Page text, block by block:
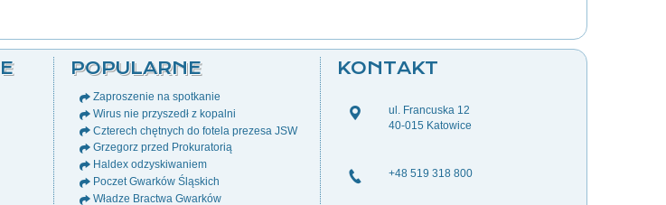
POPULARNE
Zaproszenie na spotkanie
Wirus nie przyszedł z kopalni
Czterech chętnych do fotela prezesa JSW
Grzegorz przed Prokuratorią
Haldex odzyskiwaniem
Poczet Gwarków Śląskich
Władze Bractwa Gwarków
KONTAKT
ul. Francuska 12
40-015 Katowice
+48 519 318 800